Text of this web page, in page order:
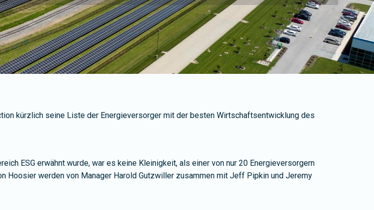
kürzlich seine Liste der Energieversorger mit der besten Wirtschaftsentwicklung des
ESG erwähnt wurde, war es keine Kleinigkeit, als einer von nur 20 Energieversorgern
Hoosier werden von Manager Harold Gutzwiller zusammen mit Jeff Pipkin und Jeremy